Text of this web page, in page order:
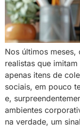
Nos últimos
realistas que
apenas itens de
sociais, em pouco
e,
ambientes
na verdade, um